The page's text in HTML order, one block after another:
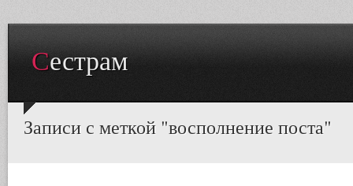
Сестрам
Записи с меткой "восполнение поста"